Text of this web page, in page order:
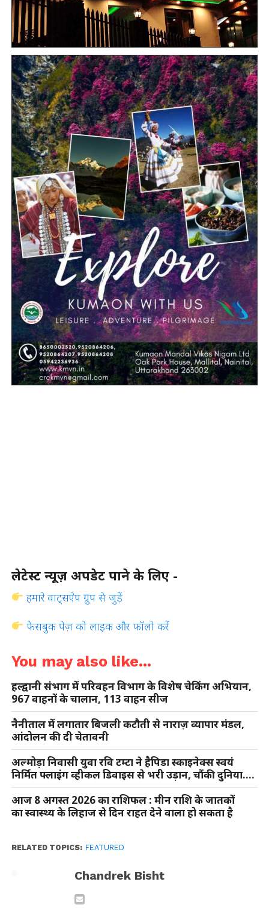
लेटेस्ट न्यूज़ अपडेट पाने के लिए -
हमारे वाट्सऐप ग्रुप से जुड़ें
फेसबुक पेज़ को लाइक और फॉलो करें
You may also like...
हल्द्वानी संभाग में परिवहन विभाग के विशेष चेकिंग अभियान,
967 वाहनों के चालान, 113 वाहन सीज
नैनीताल में लगातार बिजली कटौती से नाराज़ व्यापार मंडल,
आंदोलन की दी चेतावनी
अल्मोड़ा निवासी युवा रवि टम्टा ने हैपिडा स्काइनेक्स स्वयं
निर्मित फ्लाइंग व्हीकल डिवाइस से भरी उड़ान, चौंकी दुनिया….
आज 8 अगस्त 2026 का राशिफल : मीन राशि के जातकों
का स्वास्थ्य के लिहाज से दिन राहत देने वाला हो सकता है
RELATED TOPICS: FEATURED
Chandrek Bisht